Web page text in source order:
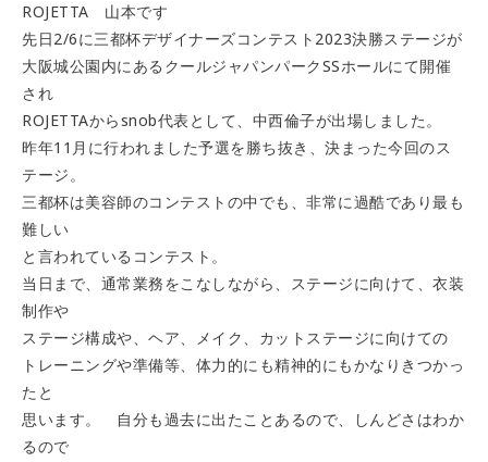
ROJETTA 山本です
先日2/6に三都杯デザイナーズコンテスト2023決勝ステージが
大阪城公園内にあるクールジャパンパークSSホールにて開催
され
ROJETTAからsnob代表として、中西倫子が出場しました。
昨年11月に行われました予選を勝ち抜き、決まった今回のス
テージ。
三都杯は美容師のコンテストの中でも、非常に過酷であり最も
難しい
と言われているコンテスト。
当日まで、通常業務をこなしながら、ステージに向けて、衣装
制作や
ステージ構成や、ヘア、メイク、カットステージに向けての
トレーニングや準備等、体力的にも精神的にもかなりきつかっ
たと
思います。 自分も過去に出たことあるので、しんどさはわか
るので